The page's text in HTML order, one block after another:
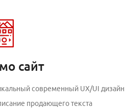
сайт
современный UX/UI дизайн
продающего текста